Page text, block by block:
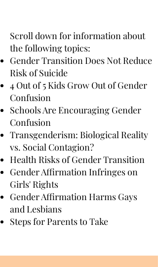
Scroll down for information about
the following topics:
Gender Transition Does Not Reduce
Risk of Suicide
4 Out of 5 Kids Grow Out of Gender
Confusion
Schools Are Encouraging Gender
Confusion
Transgenderism: Biological Reality
vs. Social Contagion?
Health Risks of Gender Transition
Gender Affirmation Infringes on
Girls' Rights
Gender Affirmation Harms Gays
and Lesbians
Steps for Parents to Take